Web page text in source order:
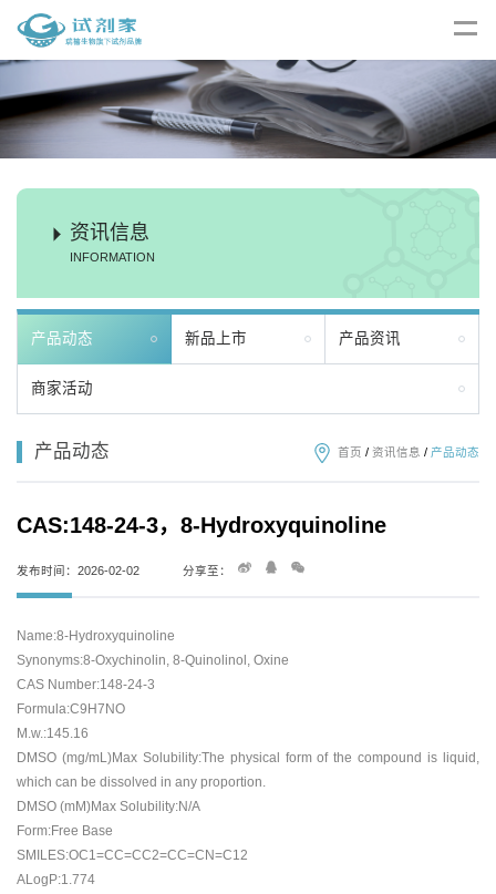
资讯信息
INFORMATION
产品动态 新品上市 产品资讯
商家活动
产品动态 首页 / 资讯信息 / 产品动态
CAS:148-24-3，8-Hydroxyquinoline
发布时间：2026-02-02 分享至：
Name:8-Hydroxyquinoline
Synonyms:8-Oxychinolin, 8-Quinolinol, Oxine
CAS Number:148-24-3
Formula:C9H7NO
M.w.:145.16
DMSO (mg/mL)Max Solubility:The physical form of the compound is liquid,
which can be dissolved in any proportion.
DMSO (mM)Max Solubility:N/A
Form:Free Base
SMILES:OC1=CC=CC2=CC=CN=C12
ALogP:1.774